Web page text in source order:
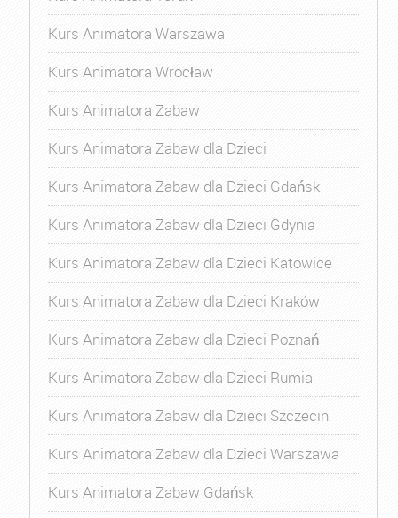
Kurs Animatora Warszawa
Kurs Animatora Wrocław
Kurs Animatora Zabaw
Kurs Animatora Zabaw dla Dzieci
Kurs Animatora Zabaw dla Dzieci Gdańsk
Kurs Animatora Zabaw dla Dzieci Gdynia
Kurs Animatora Zabaw dla Dzieci Katowice
Kurs Animatora Zabaw dla Dzieci Kraków
Kurs Animatora Zabaw dla Dzieci Poznań
Kurs Animatora Zabaw dla Dzieci Rumia
Kurs Animatora Zabaw dla Dzieci Szczecin
Kurs Animatora Zabaw dla Dzieci Warszawa
Kurs Animatora Zabaw Gdańsk